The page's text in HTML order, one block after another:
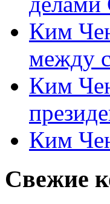
Ким
между
Ким
Ким
Свежие